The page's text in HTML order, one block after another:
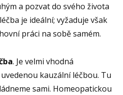
a pozvat do svého života
je ideální; vyžaduje však
práci na sobě samém.
. Je velmi vhodná
kauzální léčbou. Tu
sami. Homeopatickou